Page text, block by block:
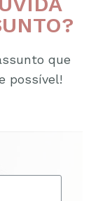
que
possível!